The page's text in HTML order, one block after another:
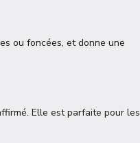
ou foncées, et donne une
Elle est parfaite pour les